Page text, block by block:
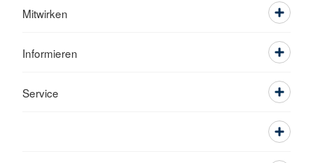
Mitwirken
Informieren
Service